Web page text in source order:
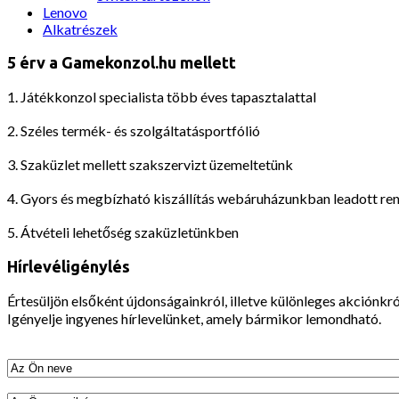
Lenovo
Alkatrészek
5 érv a Gamekonzol.hu mellett
1. Játékkonzol specialista több éves tapasztalattal
2. Széles termék- és szolgáltatásportfólió
3. Szaküzlet mellett szakszervizt üzemeltetünk
4. Gyors és megbízható kiszállítás webáruházunkban leadott
5. Átvételi lehetőség szaküzletünkben
Hírlevéligénylés
Értesüljön elsőként újdonságainkról, illetve különleges
Igényelje ingyenes hírlevelünket, amely bármikor lemondható.